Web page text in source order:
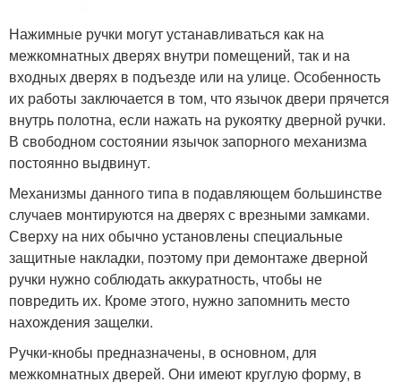
Нажимные ручки могут устанавливаться как на
межкомнатных дверях внутри помещений, так и на
входных дверях в подъезде или на улице. Особенность
их работы заключается в том, что язычок двери прячется
внутрь полотна, если нажать на рукоятку дверной ручки.
В свободном состоянии язычок запорного механизма
постоянно выдвинут.
Механизмы данного типа в подавляющем большинстве
случаев монтируются на дверях с врезными замками.
Сверху на них обычно установлены специальные
защитные накладки, поэтому при демонтаже дверной
ручки нужно соблюдать аккуратность, чтобы не
повредить их. Кроме этого, нужно запомнить место
нахождения защелки.
Ручки-кнобы предназначены, в основном, для
межкомнатных дверей. Они имеют круглую форму, в